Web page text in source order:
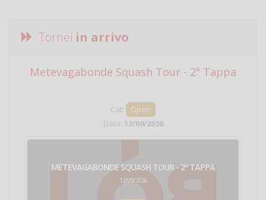
Tornei in arrivo
Metevagabonde Squash Tour - 2ª Tappa
Cat:
Open
Data: 12/09/2026
METEVAGABONDE SQUASH TOUR - 2ª TAPPA
12/09/2026